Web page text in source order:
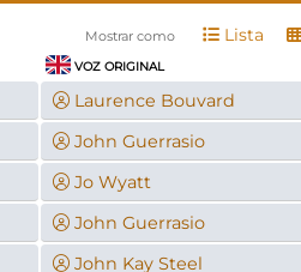
Mostrar como Lista
VOZ ORIGINAL
Laurence Bouvard
John Guerrasio
Jo Wyatt
John Guerrasio
John Kay Steel